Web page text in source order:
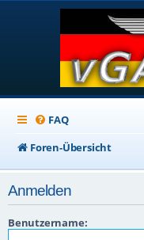
FAQ
Foren-Übersicht
Anmelden
Benutzername: